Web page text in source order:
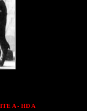
A - HD A